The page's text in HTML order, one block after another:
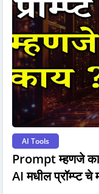
AI Tools
Prompt म्हणजे काय
AI मधील प्रॉम्प्ट चे